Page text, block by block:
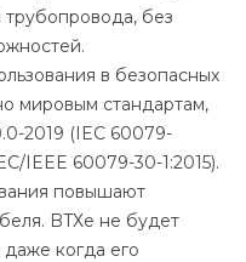
трубопровода, без
в безопасных
мировым стандартам,
2019 (IEC 60079-
IEEE 60079-30-1:2015).
повышают
BTХe не будет
даже когда его